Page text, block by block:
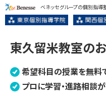
ベネッセグループの個別指導
東久留米教室の
希望科目の授業を無料
プロに学習・進路相談